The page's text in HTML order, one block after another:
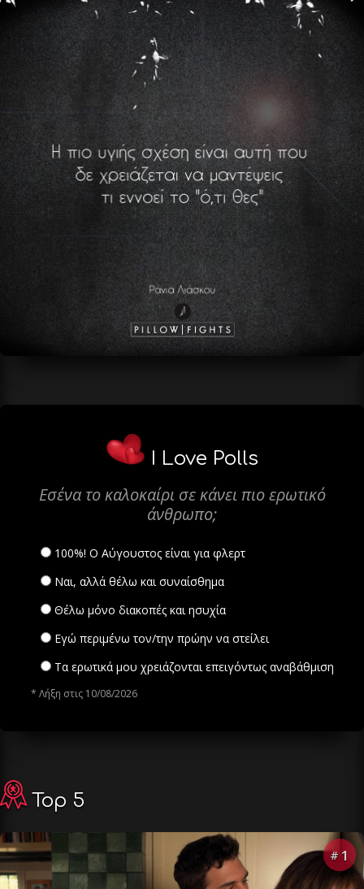
I Love Polls
Εσένα το καλοκαίρι σε κάνει πιο ερωτικό
άνθρωπο;
100%! Ο Αύγουστος είναι για φλερτ
Ναι, αλλά θέλω και συναίσθημα
Θέλω μόνο διακοπές και ησυχία
Εγώ περιμένω τον/την πρώην να στείλει
Τα ερωτικά μου χρειάζονται επειγόντως αναβάθμιση
* Λήξη στις 10/08/2026
Top 5
# 1